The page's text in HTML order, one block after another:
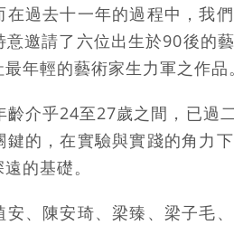
在過去十一年的過程中，我
邀請了六位出生於90後的
年輕的藝術家生力軍之作品。
介乎24至27歲之間，已過
的，在實驗與實踐的角力
的基礎。
、陳安琦、梁臻、梁子毛